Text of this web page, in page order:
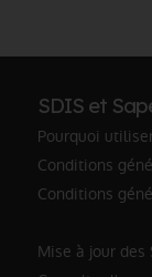
SDIS et
Pourquoi
Conditions
Conditions
Mise à jour des